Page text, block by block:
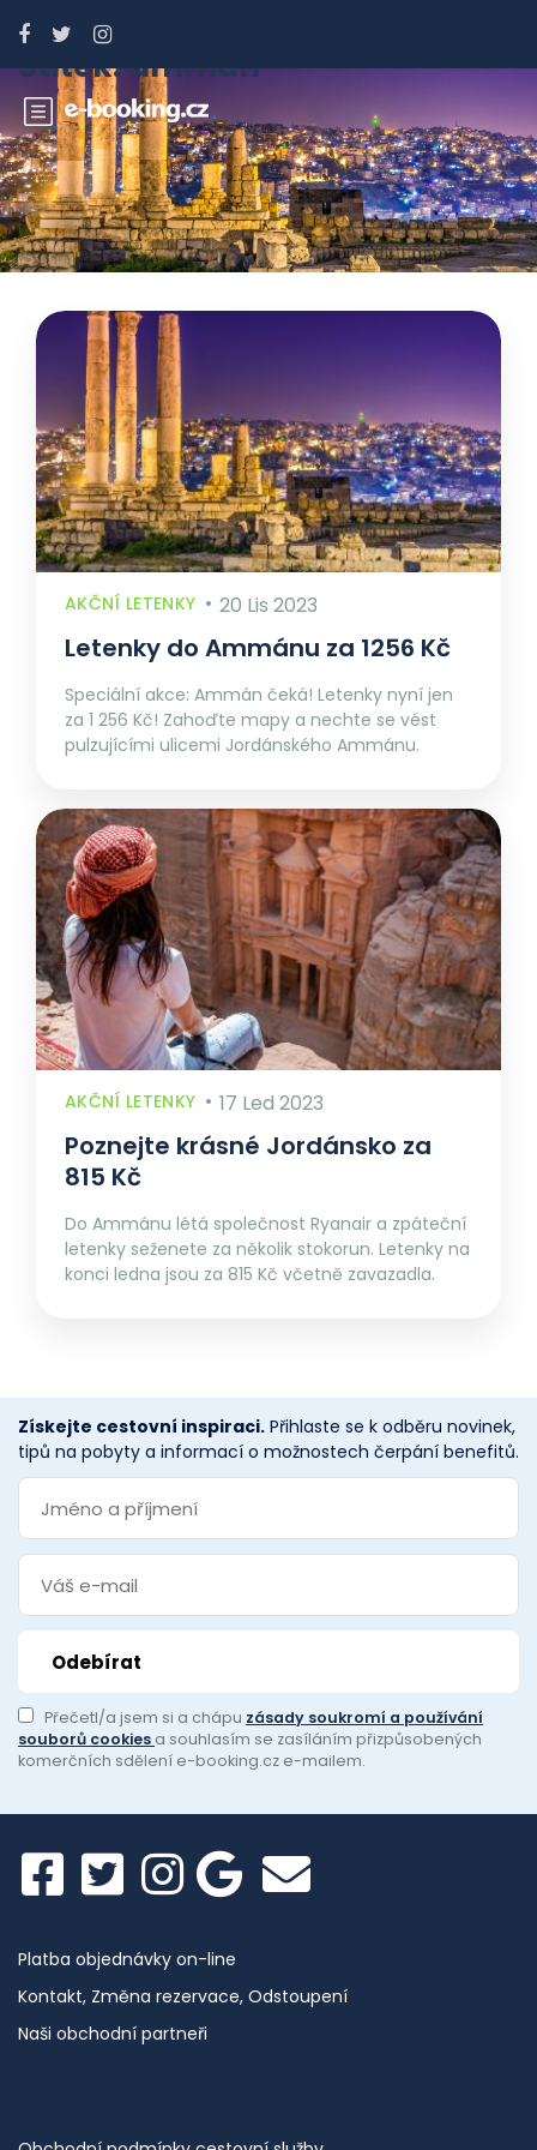
Štítek:amman
AKČNÍ LETENKY 20 Lis 2023
Letenky do Ammánu za 1256 Kč
Speciální akce: Ammán čeká! Letenky nyní jen
za 1 256 Kč! Zahoďte mapy a nechte se vést
pulzujícími ulicemi Jordánského Ammánu.
AKČNÍ LETENKY 17 Led 2023
Poznejte krásné Jordánsko za
815 Kč
Do Ammánu létá společnost Ryanair a zpáteční
letenky seženete za několik stokorun. Letenky na
konci ledna jsou za 815 Kč včetně zavazadla.
Získejte cestovní inspiraci. Přihlaste se k odběru novinek,
tipů na pobyty a informací o možnostech čerpání benefitů.
Přečetl/a jsem si a chápu zásady soukromí a používání
souborů cookies a souhlasím se zasíláním přizpůsobených
komerčních sdělení e-booking.cz e-mailem.
Platba objednávky on-line
Kontakt, Změna rezervace, Odstoupení
Naši obchodní partneři